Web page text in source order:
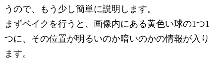
うので、もう少し簡単に説明します。
まずベイクを行うと、画像内にある黄色い球の1つ1
つに、その位置が明るいのか暗いのかの情報が入り
ます。